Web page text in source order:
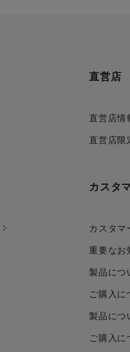
直営店
直営店情
直営店限
カスタ
カスタマ
重要なお
製品につ
ご購入
製品につ
ご購入